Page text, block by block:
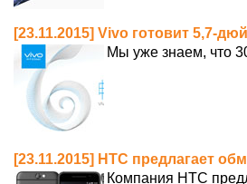
[23.11.2015] Vivo готовит 5,7-
Мы уже знаем, что
[23.11.2015] HTC предлагает
Компания HTC